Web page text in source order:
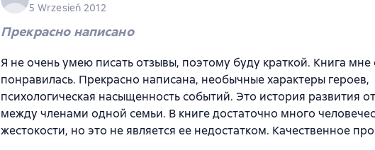
5 Wrzesień 2012
Прекрасно написано
Я не очень умею писать отзывы, поэтому буду краткой. Книга мне
понравилась. Прекрасно написана, необычные характеры героев,
психологическая насыщенность событий. Это история развития
между членами одной семьи. В книге достаточно много
жестокости, но это не является ее недостатком. Качественное